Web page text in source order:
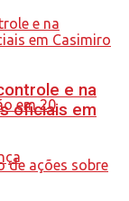
e na
oficiais em